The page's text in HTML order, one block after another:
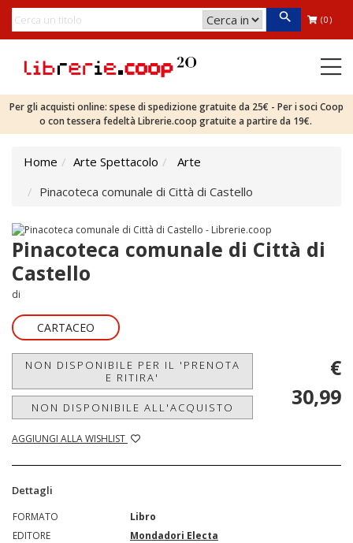
(0)
Per gli acquisti online: spese di spedizione gratuite da 25€ - Per i soci Coop
o con tessera fedeltà Librerie.coop gratuite a partire da 19€.
Home Arte Spettacolo
Arte
Pinacoteca comunale di Città di Castello
Pinacoteca comunale di Città di
Castello
di
CARTACEO
NON DISPONIBILE PER IL 'PRENOTA
E RITIRA'
NON DISPONIBILE ALL'ACQUISTO
AGGIUNGI ALLA WISHLIST
€
30,99
Dettagli
FORMATO
Libro
EDITORE
Mondadori Electa